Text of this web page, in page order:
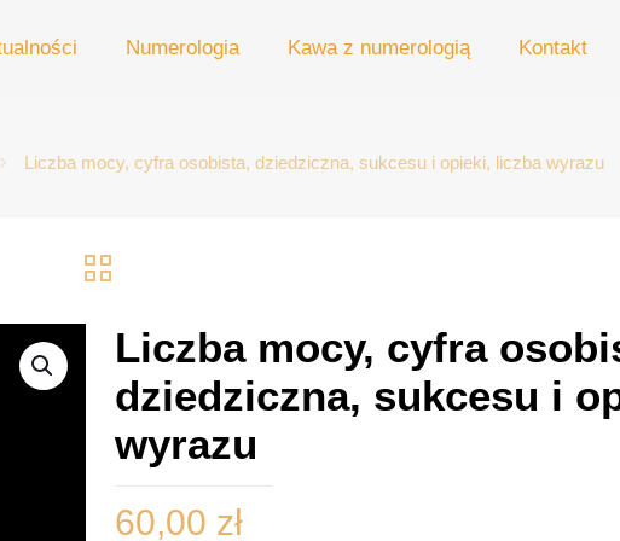
Numerologia Kawa z numerologią Kontakt
Liczba mocy, cyfra osobista, dziedziczna, sukcesu i opieki, liczba wyrazu
Liczba mocy, cyfra
dziedziczna, sukcesu i
wyrazu
60,00 zł